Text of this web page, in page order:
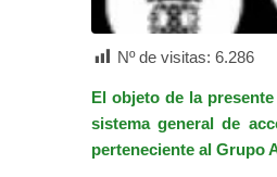
Nº de visitas: 6.286
El objeto de la
sistema general de
perteneciente al Grupo